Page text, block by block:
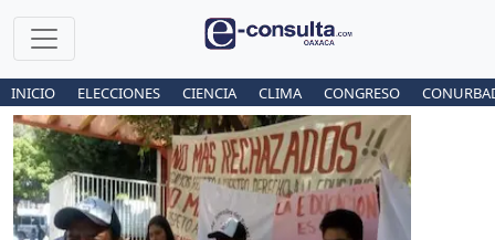
INICIO ELECCIONES CIENCIA CLIMA CONGRESO